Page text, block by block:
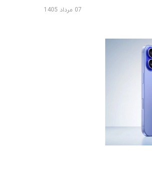
07 مرداد 1405